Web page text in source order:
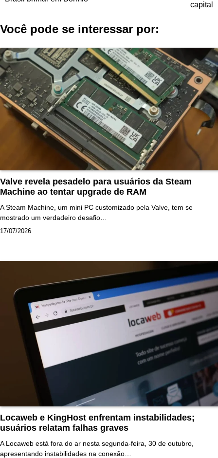
capital
Você pode se interessar por:
Valve revela pesadelo para usuários da Steam
Machine ao tentar upgrade de RAM
A Steam Machine, um mini PC customizado pela Valve, tem se
mostrado um verdadeiro desafio…
17/07/2026
Locaweb e KingHost enfrentam instabilidades;
usuários relatam falhas graves
A Locaweb está fora do ar nesta segunda-feira, 30 de outubro,
apresentando instabilidades na conexão…